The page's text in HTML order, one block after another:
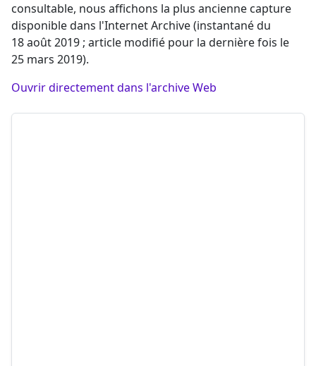
consultable, nous affichons la plus ancienne capture
disponible dans l'Internet Archive (instantané du
18 août 2019 ; article modifié pour la dernière fois le
25 mars 2019).
Ouvrir directement dans l'archive Web